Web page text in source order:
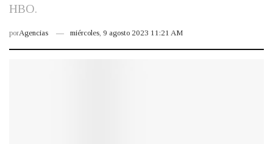
HBO.
porAgencias miércoles, 9 agosto 2023 11:21 AM